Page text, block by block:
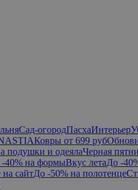
Сад-огородПасхаИнтерьер
Ковры от 699 руб
подушки и одеялаЧерная
-40% на формыВкус летаДо -
сайтДо -50% на полотенце